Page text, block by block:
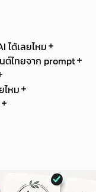
ได้เลยไหม
ต์ไทยจาก prompt
ไหม